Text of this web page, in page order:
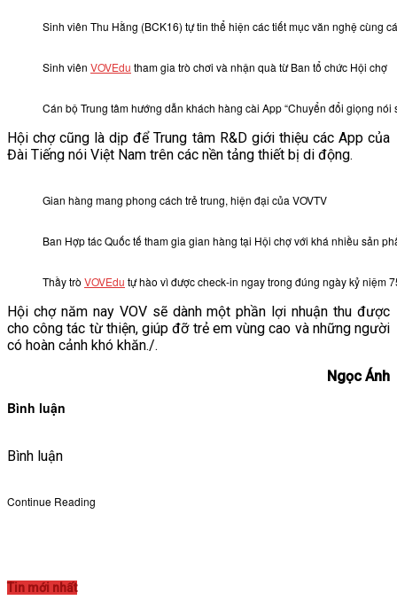
Sinh viên Thu Hằng (BCK16) tự tin thể hiện các tiết mục văn nghệ cùng
Sinh viên VOVEdu tham gia trò chơi và nhận quà từ Ban tổ chức Hội chợ
Cán bộ Trung tâm hướng dẫn khách hàng cài App “Chuyển đổi giọng nói
Hội chợ cũng là dịp để Trung tâm R&D giới thiệu các App của
Đài Tiếng nói Việt Nam trên các nền tảng thiết bị di động.
Gian hàng mang phong cách trẻ trung, hiện đại của VOVTV
Ban Hợp tác Quốc tế tham gia gian hàng tại Hội chợ với khá nhiều sản
Thầy trò VOVEdu tự hào vì được check-in ngay trong đúng ngày kỷ niệm
Hội chợ năm nay VOV sẽ dành một phần lợi nhuận thu được
cho công tác từ thiện, giúp đỡ trẻ em vùng cao và những người
có hoàn cảnh khó khăn./.
Ngọc Ánh
Bình luận
Bình luận
Continue Reading
Tin mới nhất